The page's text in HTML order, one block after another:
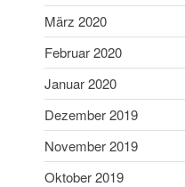
März 2020
Februar 2020
Januar 2020
Dezember 2019
November 2019
Oktober 2019